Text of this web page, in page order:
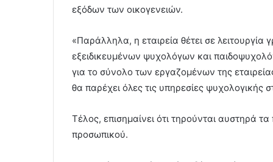
εξόδων των οικογενειών.
«Παράλληλα, η εταιρεία θέτει σε
εξειδικευμένων ψυχολόγων και
για το σύνολο των εργαζομένων της
θα παρέχει όλες τις υπηρεσίες ψυχολογικής
Τέλος, επισημαίνει ότι τηρούνται αυστηρά
προσωπικού.